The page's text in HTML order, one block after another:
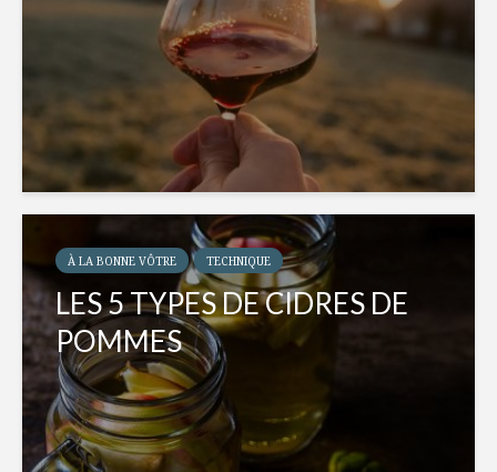
À LA BONNE VÔTRE TECHNIQUE
LES 5 TYPES DE CIDRES DE
POMMES